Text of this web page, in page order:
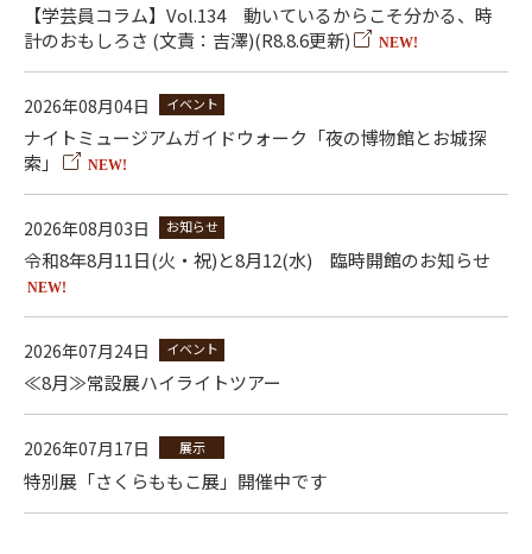
【学芸員コラム】Vol.134 動いているからこそ分かる、時
計のおもしろさ (文責：吉澤)(R8.8.6更新)
NEW!
2026年08月04日 イベント
ナイトミュージアムガイドウォーク「夜の博物館とお城探
索」
NEW!
2026年08月03日 お知らせ
令和8年8月11日(火・祝)と8月12(水) 臨時開館のお知らせ
NEW!
2026年07月24日 イベント
≪8月≫常設展ハイライトツアー
2026年07月17日 展示
特別展「さくらももこ展」開催中です